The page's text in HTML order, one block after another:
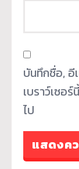
บันทึกชื่อ, อี
เบราว์เซอ
ไป